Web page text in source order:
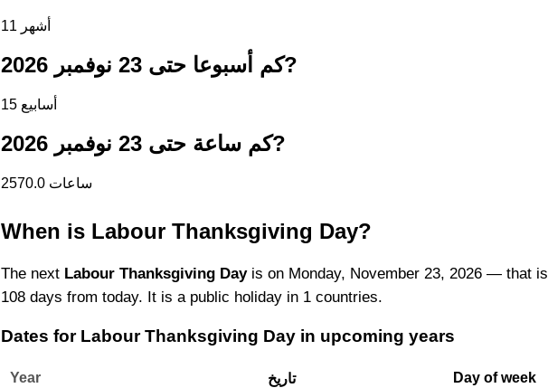
11 أشهر
كم أسبوعا حتى 23 نوفمبر 2026?
15 أسابيع
كم ساعة حتى 23 نوفمبر 2026?
2570.0 ساعات
When is Labour Thanksgiving Day?
The next Labour Thanksgiving Dayis on Monday, November 23, 2026 — that is
108 days from today. It is a public holiday in 1 countries.
Dates for Labour Thanksgiving Day in upcoming years
Year تاريخ Day of week